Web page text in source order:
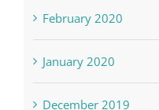
February 2020
January 2020
December 2019